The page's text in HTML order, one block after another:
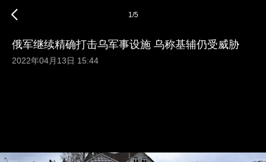
1/5
俄军继续精确打击乌军事设施 乌称基辅仍受威胁
2022年04月13日 15:44